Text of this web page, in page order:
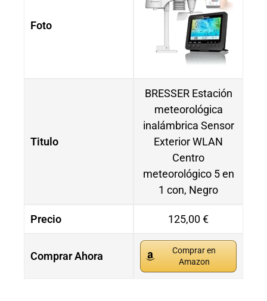
Foto
Titulo
BRESSER Estación
meteorológica
inalámbrica Sensor
Exterior WLAN
Centro
meteorológico 5 en
1 con, Negro
Precio 125,00 €
Comprar Ahora
Comprar en
Amazon